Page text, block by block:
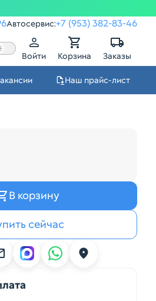
Автосервис:+7 (953) 382-83-46
Войти Корзина Заказы
Наш прайс-лист
В корзину
сейчас